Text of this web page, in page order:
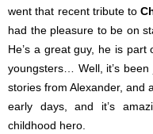
went that recent tribute to
had the pleasure to be on
He’s a great guy, he is
youngsters… Well, it’s
stories from Alexander, and
early days, and it’s
childhood hero.